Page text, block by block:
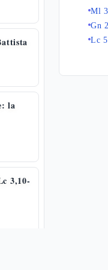
la
3,10-
Ml
Gn
Lc